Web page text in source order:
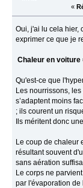
«
Oui, j'ai lu cela hier,
exprimer ce que je
Chaleur en voiture
Qu'est-ce que
Les nourrissons,
s’adaptent moins
; ils courent un
Ils méritent donc
Le coup de chaleur
résultant souvent
sans aération
Le corps ne
par l'évaporation de